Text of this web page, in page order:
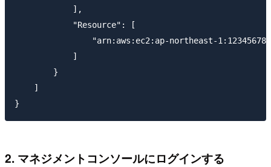
            ],
            "Resource": [
"arn:aws:ec2:ap-northeast-
            ]
        }
    ]
2. マネジメントコンソールにログインする